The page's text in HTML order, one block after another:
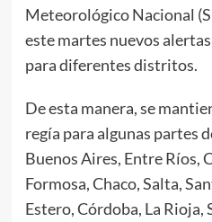
Meteorológico Nacional
este martes nuevos
para diferentes distritos.
De esta manera, se
regía para algunas partes
Buenos Aires, Entre Ríos,
Formosa, Chaco, Salta,
Estero, Córdoba, La Rioja,